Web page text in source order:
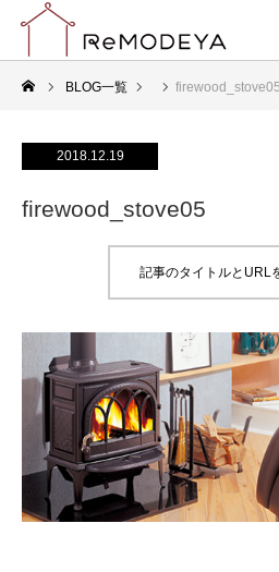
BLOG一覧 firewood_stove05
2018.12.19
firewood_stove05
記事のタイトルとURL